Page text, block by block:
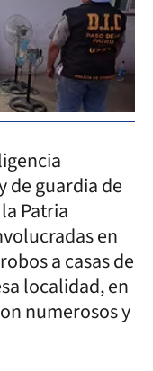
de guardia de
Patria
en
a casas de
localidad, en
numerosos y